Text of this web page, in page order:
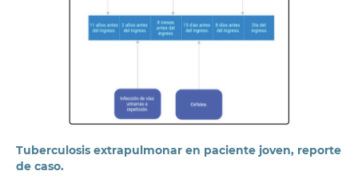
Tuberculosis extrapulmonar en paciente joven, reporte
de caso.